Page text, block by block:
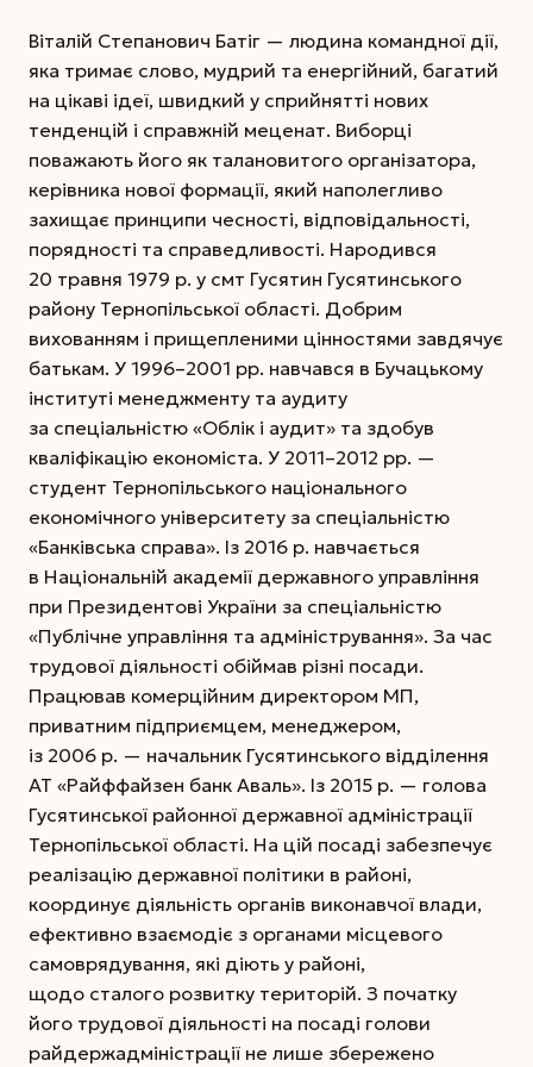
Віталій Степанович Батіг — людина командної дії,
яка тримає слово, мудрий та енергійний, багатий
на цікаві ідеї, швидкий у сприйнятті нових
тенденцій і справжній меценат. Виборці
поважають його як талановитого організатора,
керівника нової формації, який наполегливо
захищає принципи чесності, відповідальності,
порядності та справедливості. Народився
20 травня 1979 р. у смт Гусятин Гусятинського
району Тернопільської області. Добрим
вихованням і прищепленими цінностями завдячує
батькам. У 1996–2001 рр. навчався в Бучацькому
інституті менеджменту та аудиту
за спеціальністю «Облік і аудит» та здобув
кваліфікацію економіста. У 2011–2012 рр. —
студент Тернопільського національного
економічного університету за спеціальністю
«Банківська справа». Із 2016 р. навчається
в Національній академії державного управління
при Президентові України за спеціальністю
«Публічне управління та адміністрування». За час
трудової діяльності обіймав різні посади.
Працював комерційним директором МП,
приватним підприємцем, менеджером,
із 2006 р. — начальник Гусятинського відділення
АТ «Райф­файзен банк Аваль». Із 2015 р. — голова
Гусятинської районної державної адміністрації
Тернопільської області. На цій посаді забезпечує
реалізацію державної політики в районі,
координує діяльність органів виконавчої влади,
ефективно взаємодіє з органами місцевого
самоврядування, які діють у районі,
щодо сталого розвитку територій. З початку
його трудової діяльності на посаді голови
райдержадміністрації не лише збережено